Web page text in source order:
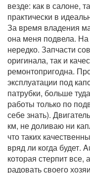
везде: как в салоне,
практически в
За время владения
она меня подвела.
нередко. Запчасти
оригинала, так и
ремонтопригодна.
эксплуатации под
патрубки, больше
работы только по
себе знать).
км, не доливаю ни
что таких
вряд ли когда будет.
которая стерпит
радовать своего